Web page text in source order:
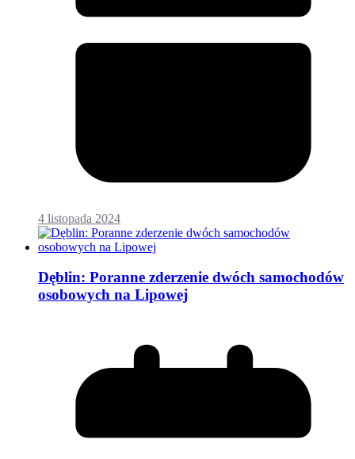
4 listopada 2024
Dęblin: Poranne zderzenie dwóch samochodów
osobowych na Lipowej